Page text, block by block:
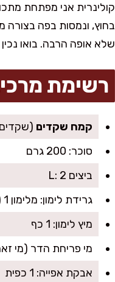
קולינרית אני מפתחת
בחוץ, ונמסות בפה
שלא אופה הרבה. בואו
רשימת
קמח שקדים (שקדים
סוכר: 200 גרם
ביצים L: 2
גרידת לימון: מלימון 1 (לא חובה אבל מרענן)
מיץ לימון: 1 כף
מי פריחת הדר (מי זאהר): 1–2 כפות,
אבקת אפייה: 1 כפית